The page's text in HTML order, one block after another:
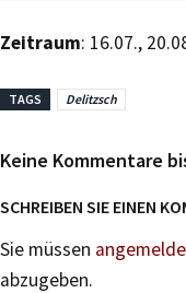
Zeitraum: 16.07.,
TAGS Delitzsch
Keine Kommentare
SCHREIBEN SIE EINEN
Sie müssen
abzugeben.